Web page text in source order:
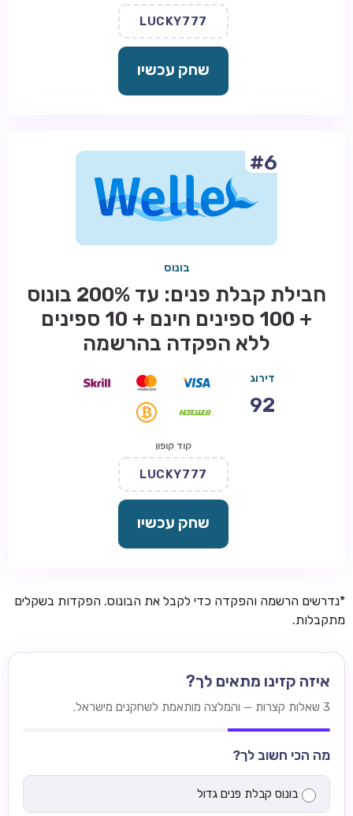
LUCKY777
שחק עכשיו
#6
בונוס
חבילת קבלת פנים: עד 200% בונוס
+ 100 ספינים חינם + 10 ספינים
ללא הפקדה בהרשמה
דירוג
92
קוד קופון
LUCKY777
שחק עכשיו
*נדרשים הרשמה והפקדה כדי לקבל את הבונוס. הפקדות בשקלים
מתקבלות.
איזה קזינו מתאים לך?
3 שאלות קצרות — והמלצה מותאמת לשחקנים מישראל.
מה הכי חשוב לך?
בונוס קבלת פנים גדול